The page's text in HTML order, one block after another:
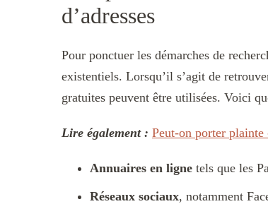
d’adresses
Pour ponctuer les démarches de
existentiels. Lorsqu’il s’agit de
gratuites peuvent être utilisées. Voici
Lire également : Peut-on porter plainte
Annuaires en ligne tels que les
Réseaux sociaux, notamment